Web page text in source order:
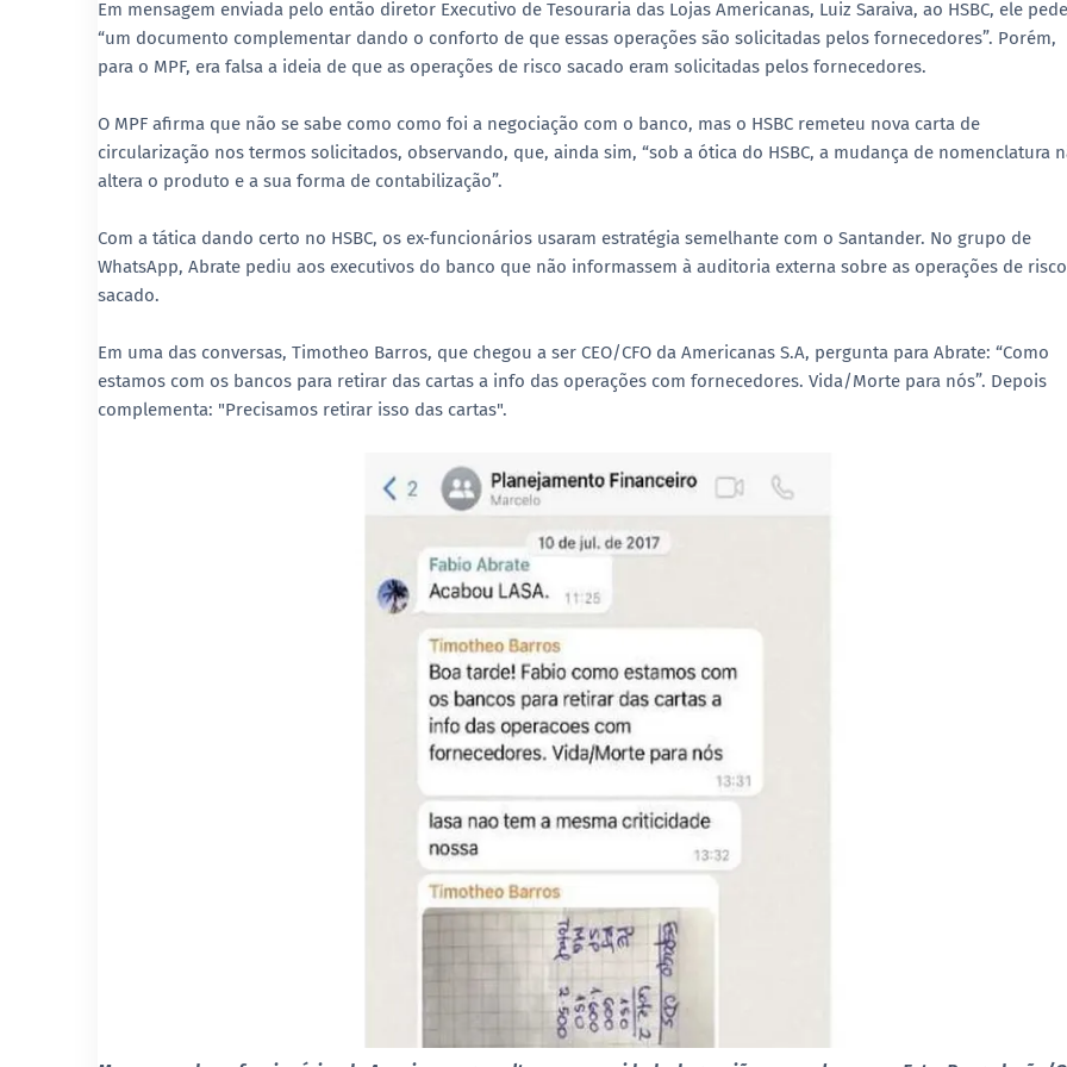
Em mensagem enviada pelo então diretor Executivo de Tesouraria das Lojas Americanas, Luiz Saraiva, ao HSBC, ele pede
“um documento complementar dando o conforto de que essas operações são solicitadas pelos fornecedores”. Porém,
para o MPF, era falsa a ideia de que as operações de risco sacado eram solicitadas pelos fornecedores.
O MPF afirma que não se sabe como como foi a negociação com o banco, mas o HSBC remeteu nova carta de
circularização nos termos solicitados, observando, que, ainda sim, “sob a ótica do HSBC, a mudança de nomenclatura
altera o produto e a sua forma de contabilização”.
Com a tática dando certo no HSBC, os ex-funcionários usaram estratégia semelhante com o Santander. No grupo de
WhatsApp, Abrate pediu aos executivos do banco que não informassem à auditoria externa sobre as operações de risco
sacado.
Em uma das conversas, Timotheo Barros, que chegou a ser CEO/CFO da Americanas S.A, pergunta para Abrate: “Como
estamos com os bancos para retirar das cartas a info das operações com fornecedores. Vida/Morte para nós”. Depois
complementa: "Precisamos retirar isso das cartas".